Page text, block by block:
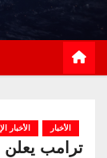
الأخبار الأخبار
ترامب يعلن